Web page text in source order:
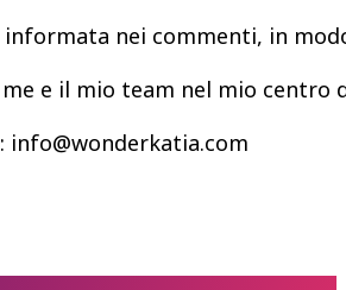
informata nei commenti, in
e il mio team nel mio centro
info@wonderkatia.com